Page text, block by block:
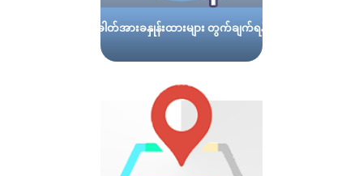
ဓါတ်အားခနှုန်းထားများ တွက်ချက်ရန်